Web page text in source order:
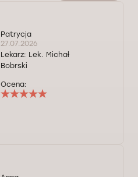
Patrycja
27.07.2026
Lekarz: Lek. Michał
Bobrski
Ocena: